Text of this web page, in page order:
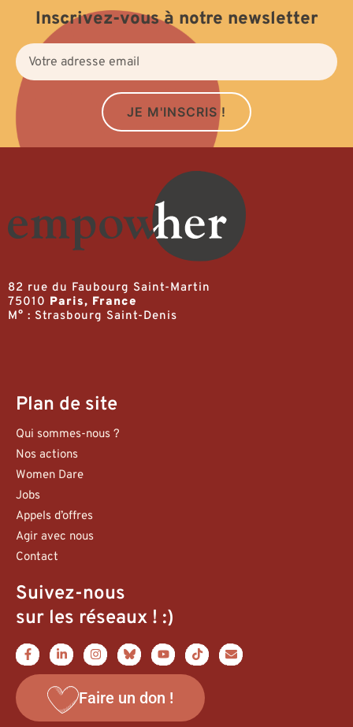
Inscrivez-vous à notre newsletter
JE M'INSCRIS !
82 rue du Faubourg Saint-Martin
75010 Paris, France
M° : Strasbourg Saint-Denis
Plan de site
Qui sommes-nous ?
Nos actions
Women Dare
Jobs
Appels d’offres
Agir avec nous
Contact
Suivez-nous
sur les réseaux ! :)
Faire un don !